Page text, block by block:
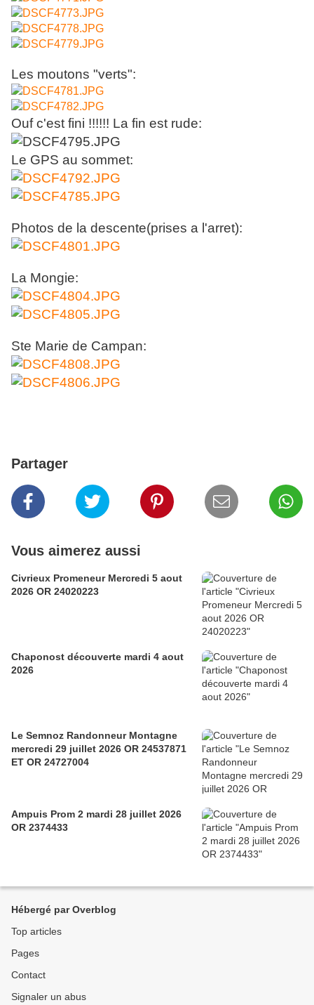
Les moutons "verts":
Ouf c'est fini !!!!!! La fin est rude:
Le GPS au sommet:
Photos de la descente(prises a l'arret):
La Mongie:
Ste Marie de Campan:
Partager
Vous aimerez aussi
Civrieux Promeneur Mercredi 5 aout
2026 OR 24020223
Chaponost découverte mardi 4 aout
2026
Le Semnoz Randonneur Montagne
mercredi 29 juillet 2026 OR 24537871
ET OR 24727004
Ampuis Prom 2 mardi 28 juillet 2026
OR 2374433
Hébergé par Overblog
Top articles
Pages
Contact
Signaler un abus